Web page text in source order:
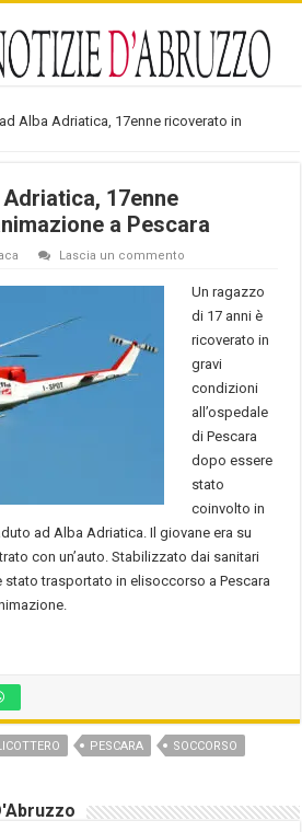
Alba Adriatica, 17enne ricoverato in
17enne
a Pescara
Lascia un commento
Un ragazzo
di 17 anni è
ricoverato in
gravi
condizioni
all’ospedale
di Pescara
dopo essere
stato
coinvolto in
ad Alba Adriatica. Il giovane era su
con un’auto. Stabilizzato dai sanitari
stato trasportato in elisoccorso a Pescara
PESCARA SOCCORSO